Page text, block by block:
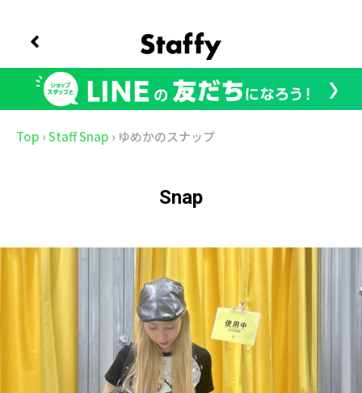
Top ›Staff Snap › ゆめかのスナップ
Snap